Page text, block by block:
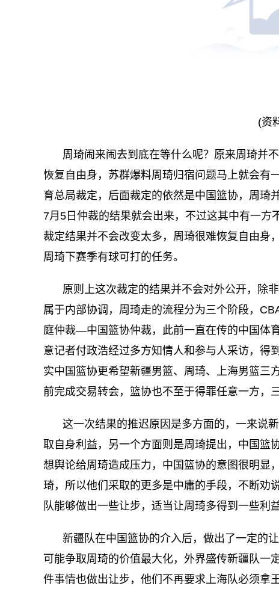
(资
周琦闹来闹去到底在等什么呢？原来周琦并
恢复自由身，苏群爆料周琦归宿问题马上就会有
育总局裁定，后面裁定的依然是中国篮协，周琦
7月5日仲裁的结果就会出来，不过这其中有一
裁定结果并不会改变太多，周琦很难恢复自由身
周琦下赛季有球可打的任务。
原则上这次裁定的结果并不会对外公开，除
属于内部协调，周琦走的流程分为三个阶段，
庭仲裁—中国篮协仲裁，此前一直在传的中国体
意记者付政浩经过多方知情人和参与人采访，得
实中国篮协更希望新疆男篮、周琦、上海男篮三
前完成交易转会，篮协也不至于得罪任意一方，
这一次结果的推迟原因是多方面的，一来说
取自身利益，另一个方面则是周琦提出，中国篮
想舆论给周琦造成压力，中国篮协的意图很明显
琦，所以他们采取的更多是中庸的手段，不断劝
队能够做出一些让步，适当让周琦多得到一些利
新疆队在中国篮协的介入后，做出了一定的
可能争取周琦的价值最大化，外界盛传新疆队一
件事情也做出让步，他们不再要求上海队必须拿